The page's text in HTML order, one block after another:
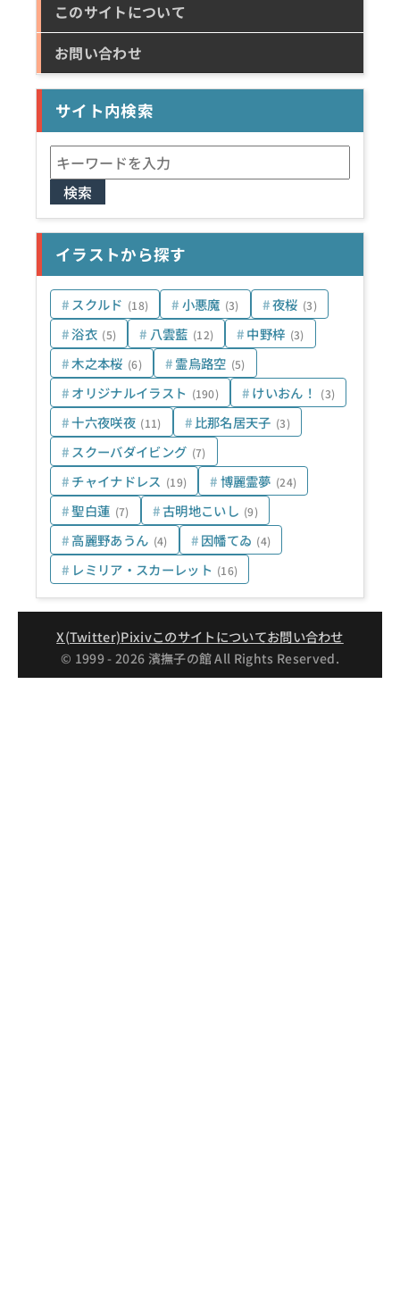
このサイトについて
お問い合わせ
サイト内検索
検
索:
イラストから探す
スクルド (18) 小悪魔 (3) 夜桜 (3)
浴衣 (5) 八雲藍 (12) 中野梓 (3)
木之本桜 (6) 霊烏路空 (5)
オリジナルイラスト (190) けいおん！ (3)
十六夜咲夜 (11) 比那名居天子 (3)
スクーバダイビング (7)
チャイナドレス (19) 博麗霊夢 (24)
聖白蓮 (7) 古明地こいし (9)
高麗野あうん (4) 因幡てゐ (4)
レミリア・スカーレット (16)
X(Twitter)Pixivこのサイトについてお問い合わせ
© 1999 - 2026 濱撫子の館 All Rights Reserved.